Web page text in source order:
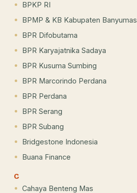
BPKP RI
BPMP & KB Kabupaten Banyumas
BPR Difobutama
BPR Karyajatnika Sadaya
BPR Kusuma Sumbing
BPR Marcorindo Perdana
BPR Perdana
BPR Serang
BPR Subang
Bridgestone Indonesia
Buana Finance
C
Cahaya Benteng Mas